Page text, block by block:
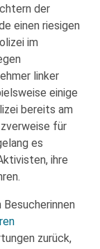
der
einen riesigen
im
linker
einige
bereits am
für
es
ihre
zurück,